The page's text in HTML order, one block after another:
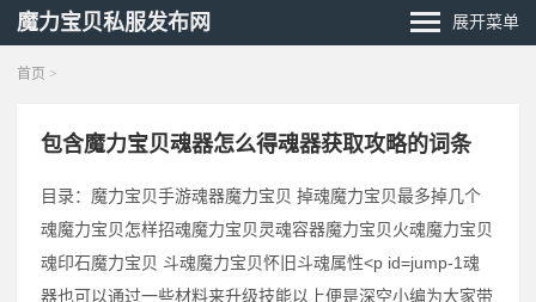
魔力宝贝私服发布网 展开菜单
首页 >
包含魔力宝贝魂器怎么得魂器获取攻略的词条
目录：魔力宝贝手游魂器魔力宝贝 掉魂魔力宝贝最多掉几个
魂魔力宝贝怎样招魂魔力宝贝灵魂容器魔力宝贝火魂魔力宝贝
魂印石魔力宝贝 斗魂魔力宝贝怀旧斗魂属性˂p id=jump-1魂
器也可以通过一些材料来升级技能以上便是深空小编为大家带